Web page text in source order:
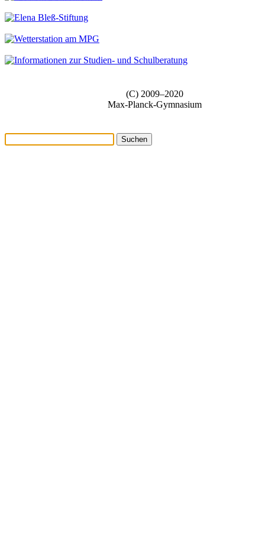
(C) 2009–2020
Max-Planck-Gymnasium
Suchen